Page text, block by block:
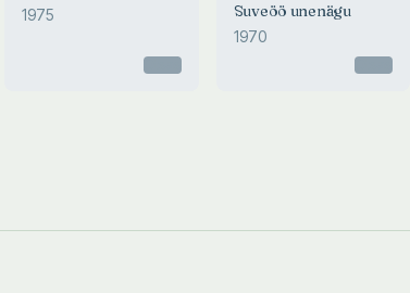
1975
Suveöö unenägu
1970